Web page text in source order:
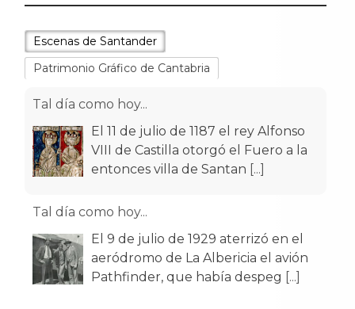
Escenas de Santander
Patrimonio Gráfico de Cantabria
Tal día como hoy...
El 11 de julio de 1187 el rey Alfonso
VIII de Castilla otorgó el Fuero a la
entonces villa de Santan [...]
Tal día como hoy...
El 9 de julio de 1929 aterrizó en el
aeródromo de La Albericia el avión
Pathfinder, que había despeg [...]